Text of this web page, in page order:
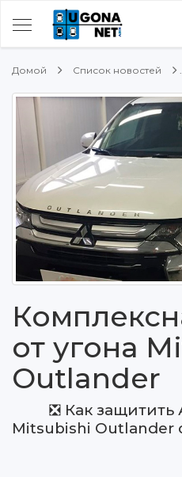
Домой Список новостей
от угона
Outlander
❎ Как
Mitsubishi Outlander